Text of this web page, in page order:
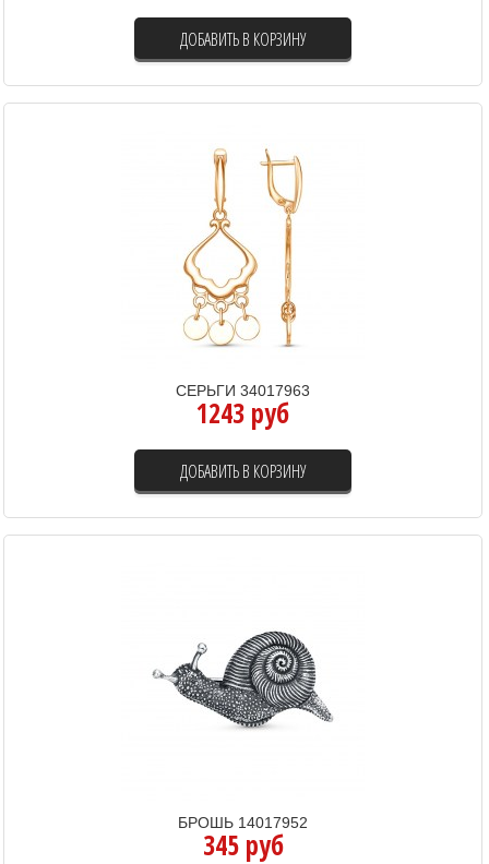
ДОБАВИТЬ В КОРЗИНУ
СЕРЬГИ 34017963
1243 руб
ДОБАВИТЬ В КОРЗИНУ
БРОШЬ 14017952
345 руб